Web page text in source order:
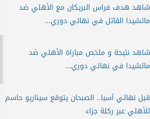
شاهد هدف فراس البريكان مع الأهلي ضد
ماتشيدا القاتل في نهائي دوري...
شاهد نتيجة و ملخص مباراة الأهلي ضد
ماتشيدا في نهائي دوري...
قبل نهائي آسيا.. الصبحان يتوقع سيناريو حاسم
للأهلي عبر ركلة جزاء